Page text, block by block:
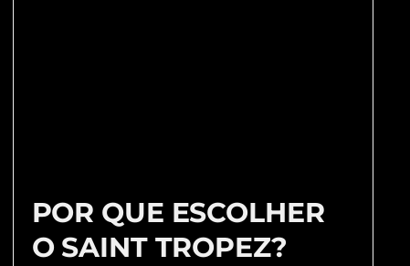
POR QUE ESCOLHER
O SAINT TROPEZ?